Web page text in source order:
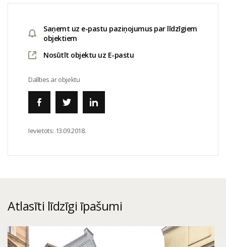
Saņemt uz e-pastu paziņojumus par līdzīgiem
objektiem
Nosūtīt objektu uz E-pastu
Dalīties ar objektu
Ievietots: 13.09.2018.
Atlasīti līdzīgi īpašumi